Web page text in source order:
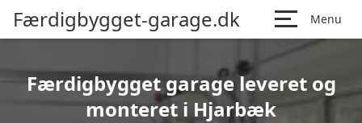
Færdigbygget-garage.dk Menu
Færdigbygget garage leveret og
monteret i Hjarbæk